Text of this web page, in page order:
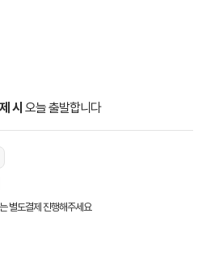
시 오늘 출발합니다
별도결제 진행해주세요